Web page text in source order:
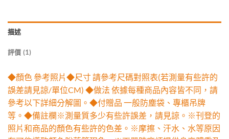
描述
評價 (1)
◆顏色 參考照片◆尺寸 請參考尺碼對照表(若測量有些許的
誤差請見諒/單位CM) ◆做法 依據每種商品內容皆不同，請
參考以下詳細分解圖。◆付贈品 一般防塵袋、專櫃吊牌
等。◆備註欄※測量質多少有些許誤差，請見諒。※刊登的
照片和商品的顏色有些許的色差。※摩擦、汗水、水等原因